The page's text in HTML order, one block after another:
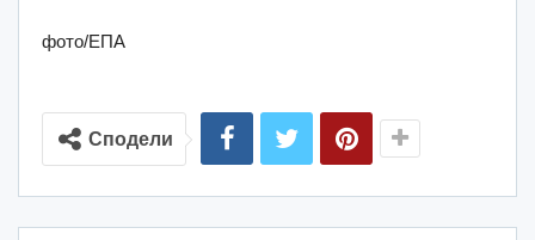
фото/ЕПА
Сподели